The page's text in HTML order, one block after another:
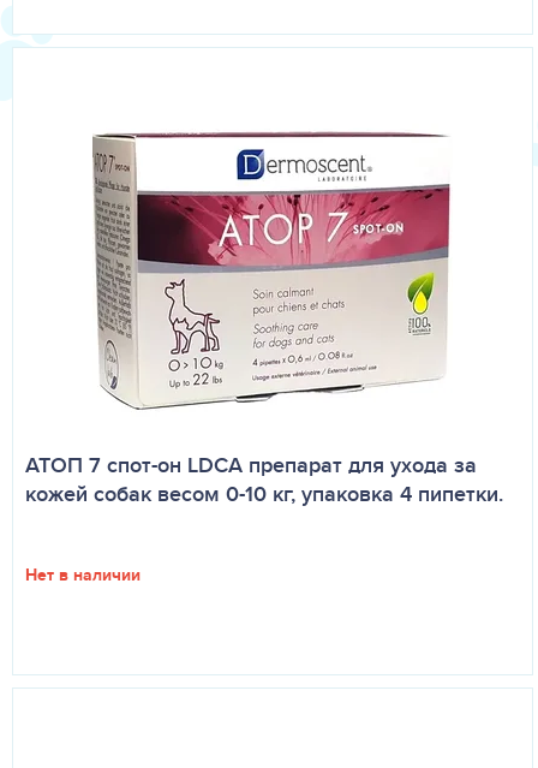
АТОП 7 спот-он LDCA препарат для ухода за
кожей собак весом 0-10 кг, упаковка 4 пипетки.
Нет в наличии